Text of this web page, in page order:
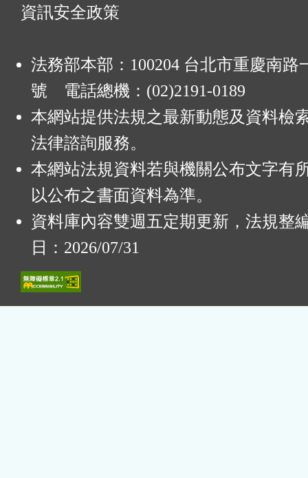
資訊安全政策
法務部本部：100204 台北市重慶南路
號 電話總機：(02)2191-0189
本網站提供法規之最新動態及資料檢
法律諮詢服務。
本網站法規資料若與機關公布文字有
以公布之書面資料為準。
資料庫內容雙週五定期更新，法規整
日：2026/07/31